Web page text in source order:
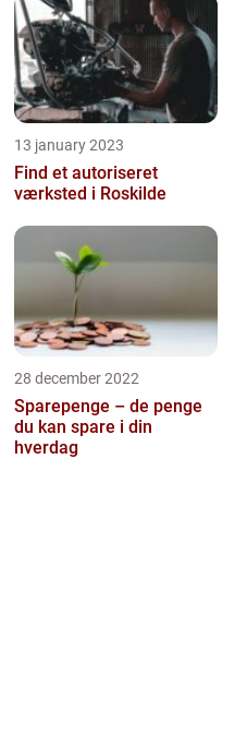
13 january 2023
Find et autoriseret
værksted i Roskilde
28 december 2022
Sparepenge – de penge
du kan spare i din
hverdag